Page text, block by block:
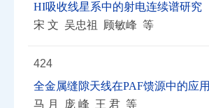
HI吸收线星系中的射电连续谱研究
宋 文 吴忠祖 顾敏峰 等
424
全金属缝隙天线在PAF馈源中的应用
马 月 庞 峰 王 君 等